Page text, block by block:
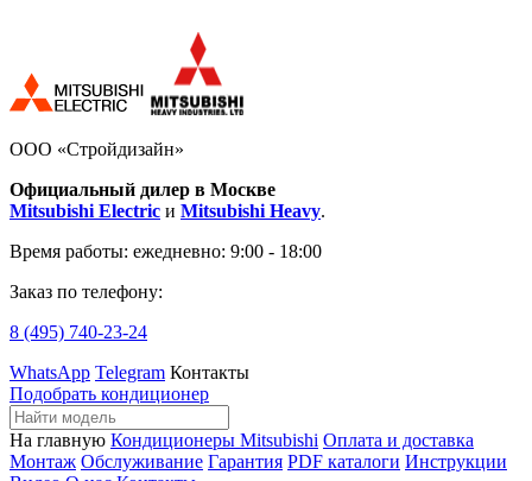
ООО «Стройдизайн»
Официальный дилер в Москве
Mitsubishi Electric и Mitsubishi Heavy.
Время работы: ежедневно: 9:00 - 18:00
Заказ по телефону:
8 (495) 740-23-24
WhatsApp Telegram Контакты
Подобрать кондиционер
На главную Кондиционеры Mitsubishi Оплата и доставка
Монтаж Обслуживание Гарантия PDF каталоги Инструкции